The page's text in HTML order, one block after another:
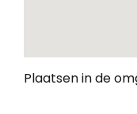
Plaatsen in de